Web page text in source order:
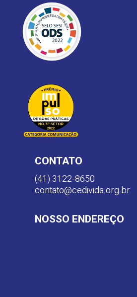
CONTATO
(41) 3122-8650
contato@cedivida.org.br
NOSSO ENDEREÇO